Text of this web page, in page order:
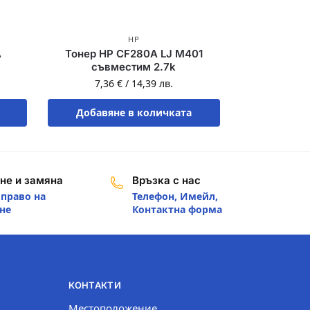
HP
Тонер HP CF280A LJ M401
съвместим 2.7k
7,36 € / 14,39 лв.
Добавяне в количката
и замяна
на
Връзка с нас
Телефон, Имейл,
Контактна форма
КОНТАКТИ